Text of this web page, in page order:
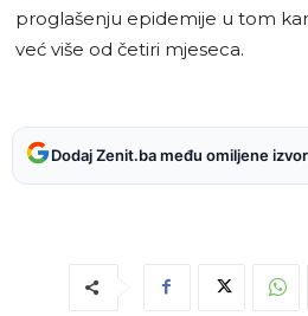
proglašenju epidemije u tom
već više od četiri mjeseca.
Dodaj Zenit.ba među omiljene